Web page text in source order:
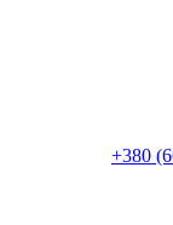
+380